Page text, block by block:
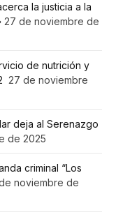
la justicia a la
27 de noviembre de
de nutrición y
27 de noviembre
deja al Serenazgo
de 2025
criminal “Los
noviembre de